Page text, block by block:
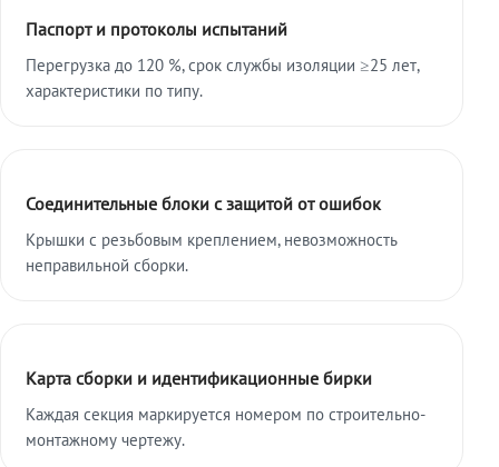
Паспорт и протоколы испытаний
Перегрузка до 120 %, срок службы изоляции ≥25 лет,
характеристики по типу.
Соединительные блоки с защитой от ошибок
Крышки с резьбовым креплением, невозможность
неправильной сборки.
Карта сборки и идентификационные бирки
Каждая секция маркируется номером по строительно-
монтажному чертежу.